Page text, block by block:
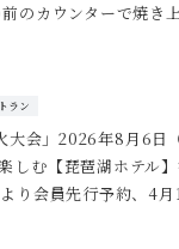
のカウンターで焼き
ラン
大会」2026年8月6
しむ【琵琶湖ホテル
り会員先行予約、4月